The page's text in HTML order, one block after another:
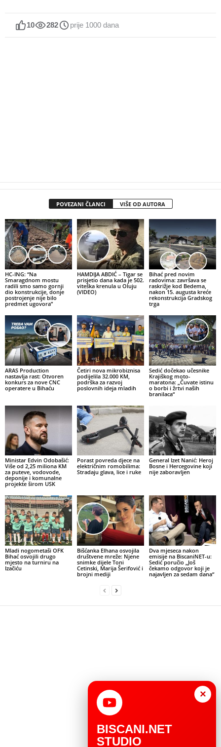
10 282 prije 1000 dana
POVEZANI ČLANCI VIŠE OD AUTORA
HC-ING: “Na
Smaragdnom mostu
radili smo samo gornji
dio konstrukcije, donje
postrojenje nije bilo
predmet ugovora”
HAMDIJA ABDIĆ – Tigar se
prisjetio dana kada je 502.
viteška krenula u Oluju
(VIDEO)
Bihać pred novim
radovima: završava se
raskrižje kod Bedema,
nakon 15. augusta kreće
rekonstrukcija Gradskog
trga
ARAS Production
nastavlja rast: Otvoren
konkurs za nove CNC
operatere u Bihaću
Četiri nova mikrobiznisa
podijelila 32.000 KM,
podrška za razvoj
poslovnih ideja mladih
Sedić dočekao učesnike
Krajiškog moto-
maratona: „Čuvate istinu
o borbi i žrtvi naših
branilaca“
Ministar Edvin Odobašić:
Više od 2,25 miliona KM
za puteve, vodovode,
deponije i komunalne
projekte širom USK
Porast povreda djece na
električnim romobilima:
Stradaju glava, lice i ruke
General Izet Nanić: Heroj
Bosne i Hercegovine koji
nije zaboravljen
Mladi nogometaši OFK
Bihać osvojili drugo
mjesto na turniru na
Izačiću
Bišćanka Elhana osvojila
društvene mreže: Njene
snimke dijele Toni
Cetinski, Marija Šerifović i
brojni mediji
Dva mjeseca nakon
emisije na BiscaniNET-u:
Sedić poručio „Još
čekamo odgovor koji je
najavljen za sedam dana“
×
BISCANI.NET
STUDIO